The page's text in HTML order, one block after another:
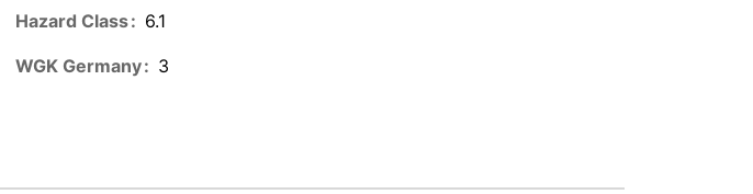
Hazard Class 6.1
WGK Germany 3